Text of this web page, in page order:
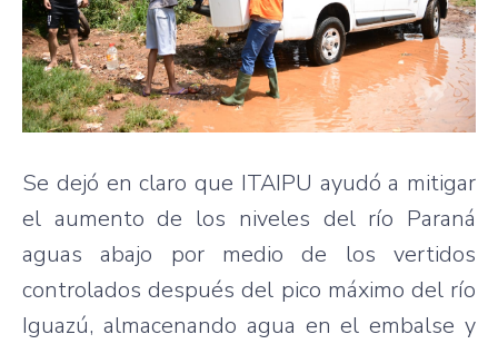
Se dejó en claro que ITAIPU ayudó a mitigar
el aumento de los niveles del río Paraná
aguas abajo por medio de los vertidos
controlados después del pico máximo del río
Iguazú, almacenando agua en el embalse y